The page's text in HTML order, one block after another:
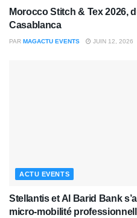
Morocco Stitch & Tex 2026,
Casablanca
PAR MAGACTU EVENTS JUIN 12, 2026
ACTU EVENTS
Stellantis et Al Barid Bank
micro-mobilité